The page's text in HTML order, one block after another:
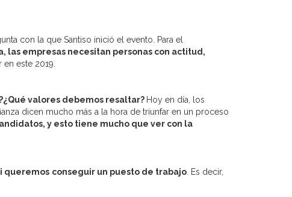
con la que Santiso inició el evento. Para el
las empresas necesitan personas con actitud,
este 2019.
valores debemos resaltar? Hoy en día, los
dicen mucho más a la hora de triunfar en un proceso
y esto tiene mucho que ver con la
queremos conseguir un puesto de trabajo . Es decir,